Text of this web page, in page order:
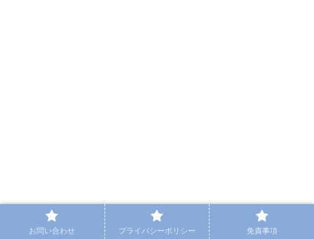
お問い合わせ プライバシーポリシー 免責事項